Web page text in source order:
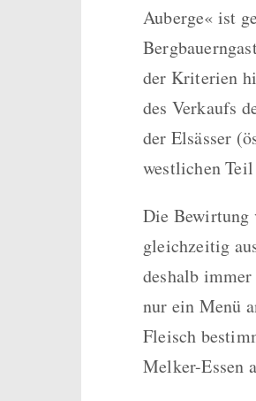
Auberge« ist
der Kriterien
des Verkaufs
der Elsässer
westlichen
Die Bewirtung
gleichzeitig
deshalb
nur ein Menü
Fleisch
Melker-Essen